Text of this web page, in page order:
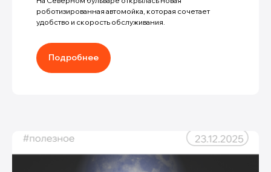
роботизированная автомойка, которая сочетает
удобство и скорость обслуживания.
Подробнее